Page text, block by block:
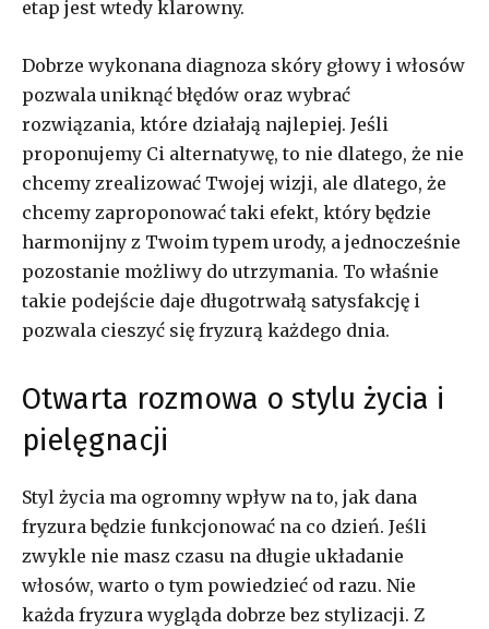
etap jest wtedy klarowny.
Dobrze wykonana diagnoza skóry głowy i włosów
pozwala uniknąć błędów oraz wybrać
rozwiązania, które działają najlepiej. Jeśli
proponujemy Ci alternatywę, to nie dlatego, że nie
chcemy zrealizować Twojej wizji, ale dlatego, że
chcemy zaproponować taki efekt, który będzie
harmonijny z Twoim typem urody, a jednocześnie
pozostanie możliwy do utrzymania. To właśnie
takie podejście daje długotrwałą satysfakcję i
pozwala cieszyć się fryzurą każdego dnia.
Otwarta rozmowa o stylu życia i
pielęgnacji
Styl życia ma ogromny wpływ na to, jak dana
fryzura będzie funkcjonować na co dzień. Jeśli
zwykle nie masz czasu na długie układanie
włosów, warto o tym powiedzieć od razu. Nie
każda fryzura wygląda dobrze bez stylizacji. Z